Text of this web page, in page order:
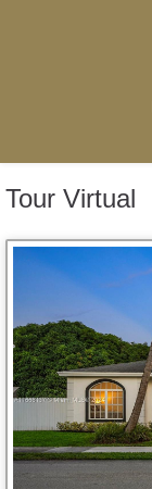
Tour Virtual